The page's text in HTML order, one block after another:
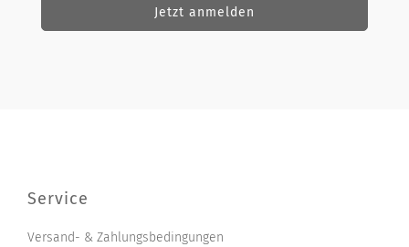
Service
Versand- & Zahlungsbedingungen